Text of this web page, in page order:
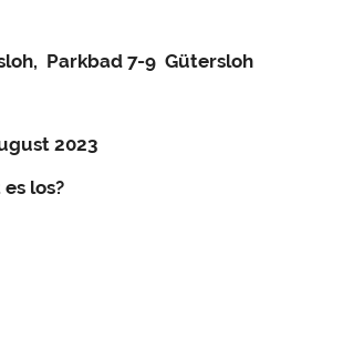
loh, Parkbad 7-9 Gütersloh
2023
los?